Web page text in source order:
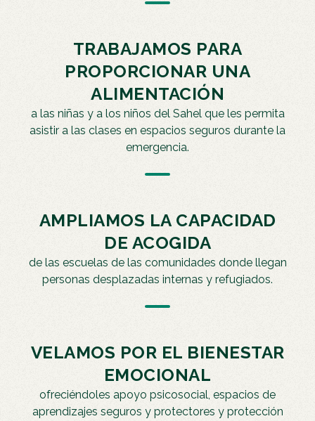
TRABAJAMOS PARA
PROPORCIONAR UNA
ALIMENTACIÓN
a las niñas y a los niños del Sahel que les permita
asistir a las clases en espacios seguros durante la
emergencia.
AMPLIAMOS LA CAPACIDAD
DE ACOGIDA
de las escuelas de las comunidades donde llegan
personas desplazadas internas y refugiados.
VELAMOS POR EL BIENESTAR
EMOCIONAL
ofreciéndoles apoyo psicosocial, espacios de
aprendizajes seguros y protectores y protección